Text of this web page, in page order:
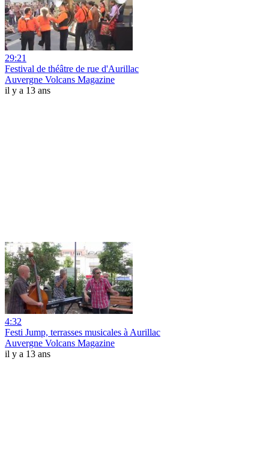
29:21
Festival de théâtre de rue d'Aurillac
Auvergne Volcans Magazine
il y a 13 ans
4:32
Festi Jump, terrasses musicales à Aurillac
Auvergne Volcans Magazine
il y a 13 ans